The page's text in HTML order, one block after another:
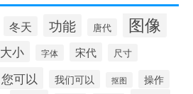
冬天 功能 唐代 图像
大小 字体 宋代 尺寸
您可以 我们可以 抠图
操作